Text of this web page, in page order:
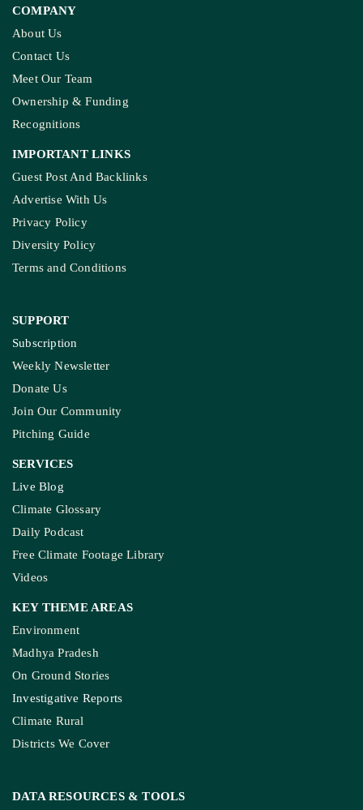
COMPANY
About Us
Contact Us
Meet Our Team
Ownership & Funding
Recognitions
IMPORTANT LINKS
Guest Post And Backlinks
Advertise With Us
Privacy Policy
Diversity Policy
Terms and Conditions
SUPPORT
Subscription
Weekly Newsletter
Donate Us
Join Our Community
Pitching Guide
SERVICES
Live Blog
Climate Glossary
Daily Podcast
Free Climate Footage Library
Videos
KEY THEME AREAS
Environment
Madhya Pradesh
On Ground Stories
Investigative Reports
Climate Rural
Districts We Cover
DATA RESOURCES & TOOLS